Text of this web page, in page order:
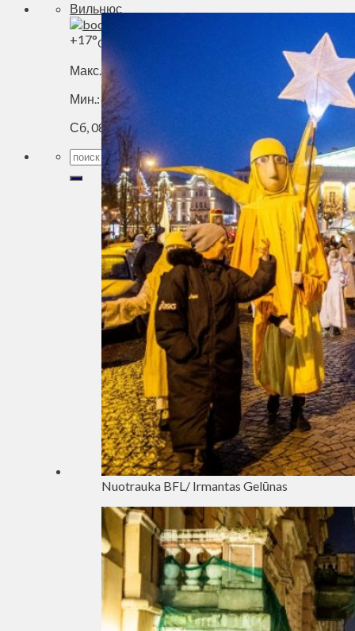
Вильнюс
+17°C
Макс.: +
Мин.:+12°
Сб, 08.08.2026
Nuotrauka BFL/ Irmantas Gelūnas